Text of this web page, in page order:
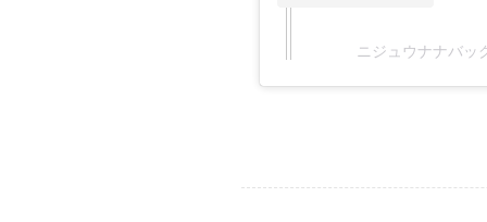
ニジュウナナバッ